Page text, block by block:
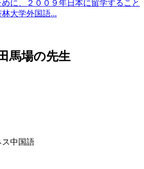
に、２００９年日本に留学すること
大学外国語...
馬場の先生
中国語